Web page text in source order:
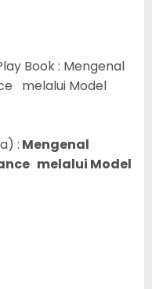
Book : Mengenal
melalui Model
: Mengenal
melalui Model